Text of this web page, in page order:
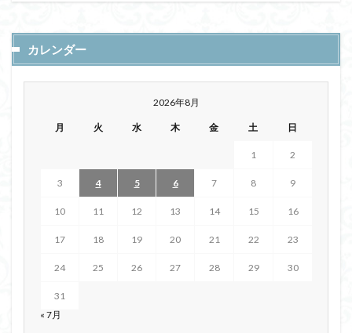
カレンダー
2026年8月
月 火 水 木 金 土 日
1 2
3 4 5 6 7 8 9
10 11 12 13 14 15 16
17 18 19 20 21 22 23
24 25 26 27 28 29 30
31
« 7月